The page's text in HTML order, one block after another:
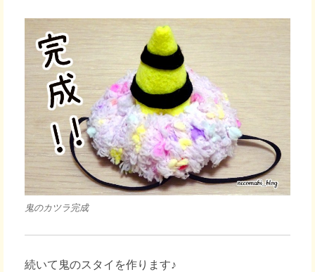
鬼のカツラ完成
続いて鬼のスタイを作ります♪